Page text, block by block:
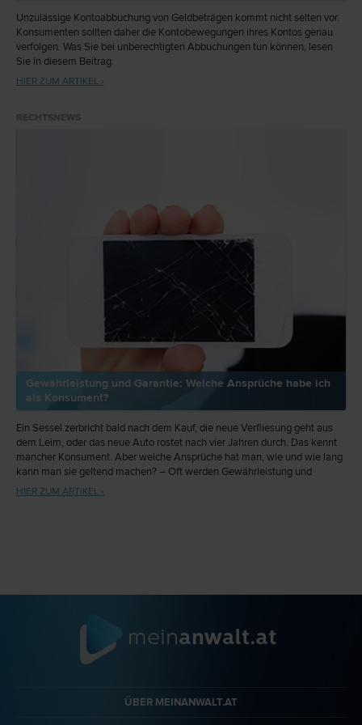
Unzulässige Kontoabbuchung von Geldbeträgen kommt nicht selten vor.
Konsumenten sollten daher die Kontobewegungen ihres Kontos genau
verfolgen. Was Sie bei unberechtigten Abbuchungen tun können, lesen
Sie in diesem Beitrag.
HIER ZUM ARTIKEL ›
Gewährleistung und Garantie: Welche Ansprüche habe ich
als Konsument?
Ein Sessel zerbricht bald nach dem Kauf, die neue Verfliesung geht aus
dem Leim, oder das neue Auto rostet nach vier Jahren durch. Das kennt
mancher Konsument. Aber welche Ansprüche hat man, wie und wie lang
kann man sie geltend machen? – Oft werden Gewährleistung und
Garantie verwechselt. Hier ein Überblick für Konsumenten.
HIER ZUM ARTIKEL ›
ÜBER MEINANWALT.AT